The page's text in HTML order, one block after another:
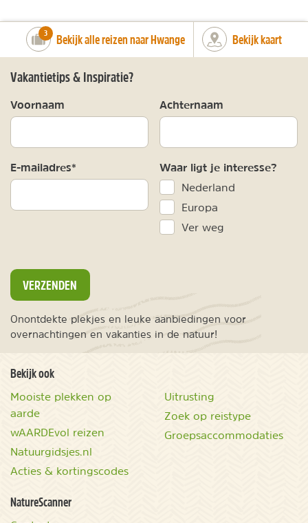
number_of_trips:
3 Bekijk alle reizen naar Hwange Bekijk kaart
Vakantietips & Inspiratie?
Voornaam Achternaam
E-mailadres* Waar ligt je interesse?
Nederland
Europa
Ver weg
VERZENDEN
Onontdekte plekjes en leuke aanbiedingen voor
overnachtingen en vakanties in de natuur!
Bekijk ook
Mooiste plekken op
aarde
wAARDEvol reizen
Natuurgidsjes.nl
Acties & kortingscodes
Uitrusting
Zoek op reistype
Groepsaccommodaties
NatureScanner